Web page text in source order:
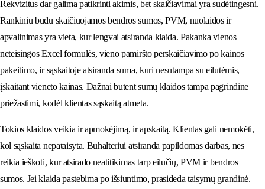
Rekvizitus dar galima patikrinti akimis, bet skaičiavimai yra sudėtingesni.
Rankiniu būdu skaičiuojamos bendros sumos, PVM, nuolaidos ir
apvalinimas yra vieta, kur lengvai atsiranda klaida. Pakanka vienos
neteisingos Excel formulės, vieno pamiršto perskaičiavimo po kainos
pakeitimo, ir sąskaitoje atsiranda suma, kuri nesutampa su eilutėmis,
įskaitant vieneto kainas. Dažnai būtent sumų klaidos tampa pagrindine
priežastimi, kodėl klientas sąskaitą atmeta.
Tokios klaidos veikia ir apmokėjimą, ir apskaitą. Klientas gali nemokėti,
kol sąskaita nepataisyta. Buhalteriui atsiranda papildomas darbas, nes
reikia ieškoti, kur atsirado neatitikimas tarp eilučių, PVM ir bendros
sumos. Jei klaida pastebima po išsiuntimo, prasideda taisymų grandinė.